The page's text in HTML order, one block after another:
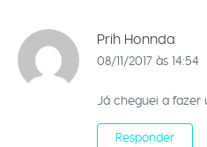
Prih Honnda
08/11/2017 às 14:54
Já cheguei a
Responder